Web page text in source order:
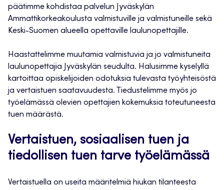
päätimme kohdistaa palvelun Jyväskylän
Ammattikorkeakoulusta valmistuville ja valmistuneille sekä
Keski-Suomen alueella opettaville laulunopettajille.
Haastattelimme muutamia valmistuvia ja jo valmistuneita
laulunopettajia Jyväskylän seudulta. Halusimme kyselyllä
kartoittaa opiskelijoiden odotuksia tulevasta työyhteisöstä
ja vertaistuen saatavuudesta. Tiedustelimme myös jo
työelämässä olevien opettajien kokemuksia toteutuneesta
tuen määrästä.
Vertaistuen, sosiaalisen tuen ja
tiedollisen tuen tarve työelämässä
Vertaistuella on useita määritelmiä hiukan tilanteesta